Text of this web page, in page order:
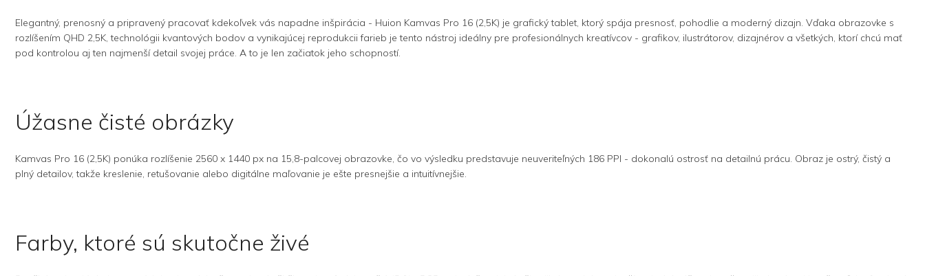
Elegantný, prenosný a pripravený pracovať kdekoľvek vás napadne inšpirácia - Huion Kamvas Pro 16 (2,5K) je grafický tablet, ktorý spája presnosť, pohodlie a moderný dizajn. Vďaka obrazovke s
rozlíšením QHD 2,5K, technológii kvantových bodov a vynikajúcej reprodukcii farieb je tento nástroj ideálny pre profesionálnych kreatívcov - grafikov, ilustrátorov, dizajnérov a všetkých, ktorí chcú mať
pod kontrolou aj ten najmenší detail svojej práce. A to je len začiatok jeho schopností.
Úžasne čisté obrázky
Kamvas Pro 16 (2,5K) ponúka rozlíšenie 2560 x 1440 px na 15,8-palcovej obrazovke, čo vo výsledku predstavuje neuveriteľných 186 PPI - dokonalú ostrosť na detailnú prácu. Obraz je ostrý, čistý a
plný detailov, takže kreslenie, retušovanie alebo digitálne maľovanie je ešte presnejšie a intuitívnejšie.
Farby, ktoré sú skutočne živé